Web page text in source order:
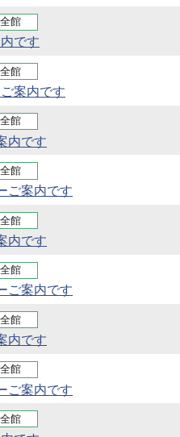
全館
です
全館
案内です
全館
内です
全館
ご案内です
全館
内です
全館
ご案内です
全館
内です
全館
ご案内です
全館